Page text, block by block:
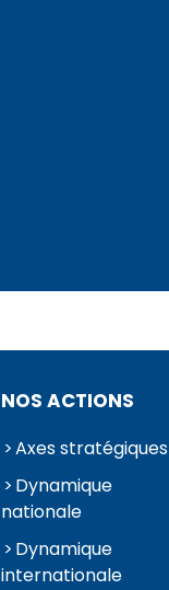
NOS ACTIONS
Axes stratégiques
Dynamique
nationale
Dynamique
internationale